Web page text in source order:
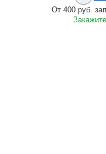
От 400 руб.